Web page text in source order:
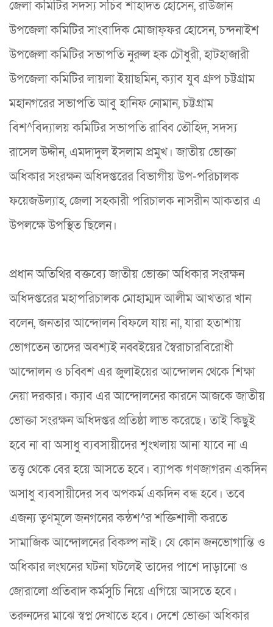
জেলা কমিটির সদস্য সচিব শাহাদত হোসেন, রাউজান
উপজেলা কমিটির সাংবাদিক মোজাফ্ফর হোসেন, চন্দনাইশ
উপজেলা কমিটির সভাপতি নুরুল হক চৌধুরী, হাটহাজারী
উপজেলা কমিটির লায়লা ইয়াছমিন, ক্যাব যুব গ্রুপ চট্টগ্রাম
মহানগরের সভাপতি আবু হানিফ নোমান, চট্টগ্রাম
বিশ^বিদ্যালয় কমিটির সভাপতি রাব্বি তৌহিদ, সদস্য
রাসেল উদ্দীন, এমদাদুল ইসলাম প্রমুখ। জাতীয় ভোক্তা
অধিকার সংরক্ষন অধিদপ্তরের বিভাগীয় উপ-পরিচালক
ফয়েজউল্যাহ, জেলা সহকারী পরিচালক নাসরীন আকতার এ
উপলক্ষে উপস্থিত ছিলেন।
প্রধান অতিথির বক্তব্যে জাতীয় ভোক্তা অধিকার সংরক্ষন
অধিদপ্তরের মহাপরিচালক মোহাম্মদ আলীম আখতার খান
বলেন, জনতার আন্দোলন বিফলে যায় না, যারা হতাশায়
ভোগতেন তাদের অবশ্যই নব্বইয়ের স্বৈরাচারবিরোধী
আন্দোলন ও চব্বিশ এর জুলাইয়ের আন্দোলন থেকে শিক্ষা
নেয়া দরকার। ক্যাব এর আন্দোলনের কারনে আজকে জাতীয়
ভোক্তা সংরক্ষন অধিদপ্তর প্রতিষ্ঠা লাভ করেছে। তাই কিছুই
হবে না বা অসাধু ব্যবসায়ীদের শৃংখলায় আনা যাবে না এ
তত্ত্ব থেকে বের হয়ে আসতে হবে। ব্যাপক গণজাগরন একদিন
অসাধু ব্যবসায়ীদের সব অপকর্ম একদিন বন্ধ হবে। তবে
এজন্য তৃণমূলে জনগনের কন্ঠশ^র শক্তিশালী করতে
সামাজিক আন্দোলনের বিকল্প নাই। যে কোন জনভোগান্তি ও
অধিকার লংঘনের ঘটনা ঘটলেই তাদের পাশে দাড়ানো ও
জোরালো প্রতিবাদ কর্মসুচি নিয়ে এগিয়ে আসতে হবে।
তরুনদের মাঝে স্বপ্ন দেখাতে হবে। দেশে ভোক্তা অধিকার